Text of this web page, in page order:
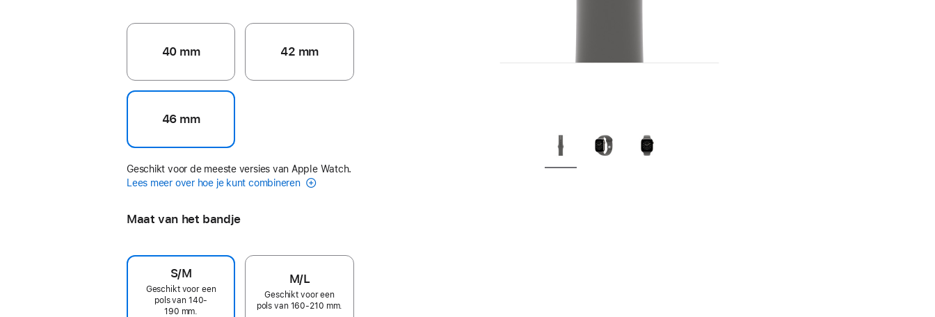
40 mm 42 mm
46 mm
Geschikt voor de meeste versies van Apple Watch.
Lees meer over hoe je kunt combineren
Maat van het bandje
S/M
Geschikt voor een
pols van 140-
190 mm.
M/L
Geschikt voor een
pols van 160-210 mm.